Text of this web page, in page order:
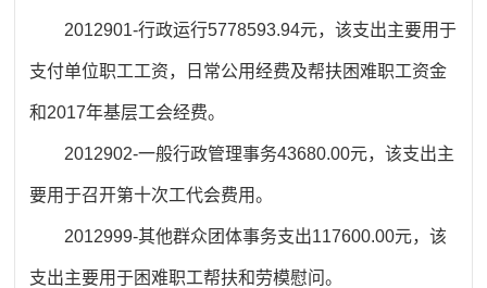
2012901-行政运行5778593.94元，该支出主要用于
支付单位职工工资，日常公用经费及帮扶困难职工资金
和2017年基层工会经费。
2012902-一般行政管理事务43680.00元，该支出主
要用于召开第十次工代会费用。
2012999-其他群众团体事务支出117600.00元，该
支出主要用于困难职工帮扶和劳模慰问。